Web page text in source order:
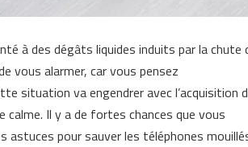
à des dégâts liquides induits par la chute
vous alarmer, car vous pensez
situation va engendrer avec l’acquisition
Il y a de fortes chances que vous
astuces pour sauver les téléphones